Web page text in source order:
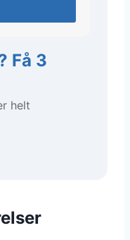
Få 3
helt